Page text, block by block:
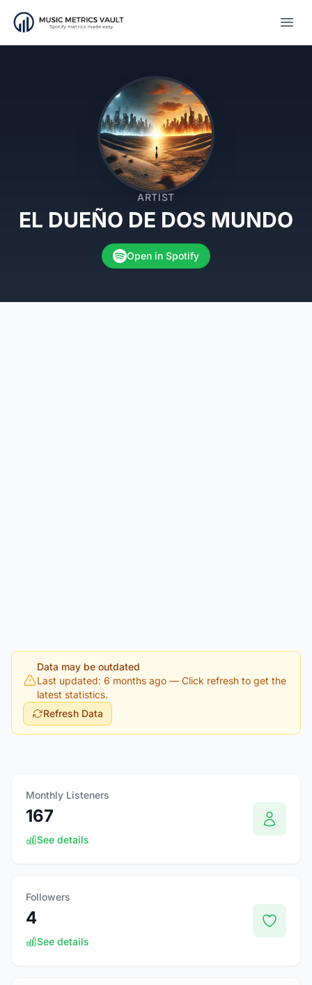
ARTIST
EL DUEÑO DE DOS MUNDO
Open in Spotify
Data may be outdated
Last updated: 6 months ago — Click refresh to get the
latest statistics.
Refresh Data
Monthly Listeners
167
See details
Followers
4
See details